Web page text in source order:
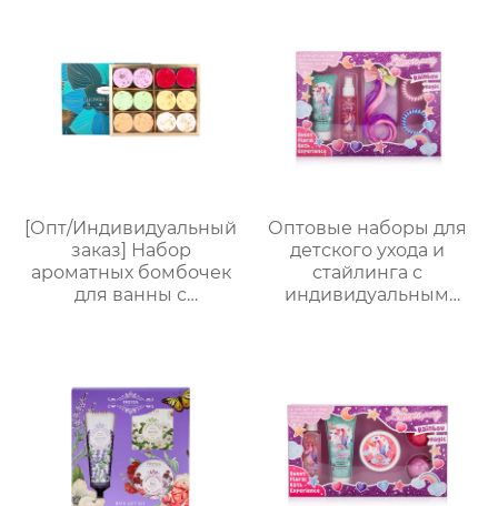
[Опт/Индивидуальный
заказ] Набор
ароматных бомбочек
для ванны с
маслами |
Разноцветные
варианты (лаванда/
роза/кокос-мята и др.)
| Подарочные наборы
для отелей и SPA
Оптовые наборы для
детского ухода и
стайлинга с
индивидуальным
ароматом + 60 мл
волшебный спрей +
радужные заколки-
накладки｜Купание
весело × артефакт